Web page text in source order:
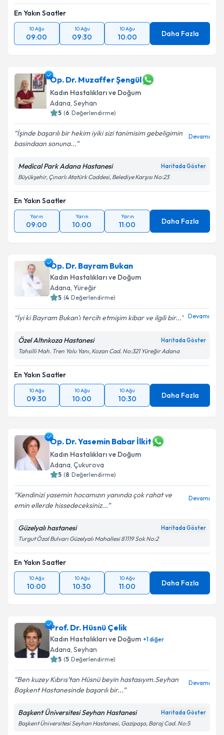
En Yakın Saatler
10 Ağu
09:00
10 Ağu
09:30
10 Ağu
10:00 Daha Fazla
Op. Dr. Muzaffer Şengül
Kadın Hastalıkları ve Doğum
Adana, Seyhan
5 (6 Değerlendirme)
İşinde başarılı bir hekim iyiki sizi tanimisim gebeligimin
basindaan sonuna...
Devamı
Medical Park Adana Hastanesi Haritada Göster
Büyükşehir, Çınarlı Atatürk Caddesi, Belediye Karşısı No:23
En Yakın Saatler
Yarın
09:00
Yarın
10:00
Yarın
11:00 Daha Fazla
Op. Dr. Bayram Bukan
Kadın Hastalıkları ve Doğum
Adana, Yüreğir
5 (4 Değerlendirme)
İyi ki Bayram Bukan'ı tercih etmişim kibar ve ilgili bir... Devamı
Özel Altınkoza Hastanesi Haritada Göster
Tahsilli Mah. Tren Yolu Yanı, Kozan Cad. No:321 Yüreğir Adana
En Yakın Saatler
10 Ağu
09:30
10 Ağu
10:00
10 Ağu
10:30 Daha Fazla
Op. Dr. Yasemin Babar İlkit
Kadın Hastalıkları ve Doğum
Adana, Çukurova
5 (8 Değerlendirme)
Kendinizi yasemin hocamızın yanında çok rahat ve
emin ellerde hissedeceksiniz...
Devamı
Güzelyalı hastanesi Haritada Göster
Turgut Özal Bulvarı Güzelyalı Mahallesi 81119 Sok No:2
En Yakın Saatler
10 Ağu
10:00
10 Ağu
10:30
10 Ağu
11:00 Daha Fazla
Prof. Dr. Hüsnü Çelik
Kadın Hastalıkları ve Doğum +1diğer
Adana, Seyhan
5 (5 Değerlendirme)
Ben kuzey Kıbrıs’tan Hüsnü beyin hastasıyım.Seyhan
Başkent Hastanesinde başarılı bir...
Devamı
Başkent Üniversitesi Seyhan Hastanesi Haritada Göster
Başkent Üniversitesi Seyhan Hastanesi, Gazipaşa, Baraj Cad. No:5